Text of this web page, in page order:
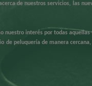
de nuestros servicios, las
interés por todas
de peluquería de manera